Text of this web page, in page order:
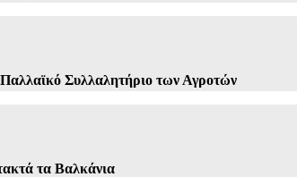
Συλλαλητήριο των Αγροτών
τα Βαλκάνια